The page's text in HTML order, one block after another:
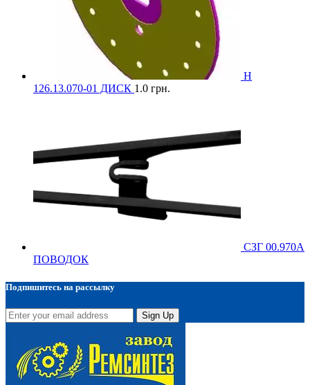
Н
126.13.070-01 ДИСК 1.0 грн.
СЗГ 00.970А
ПОВОДОК
Подпишитесь на рассылку
Sign Up